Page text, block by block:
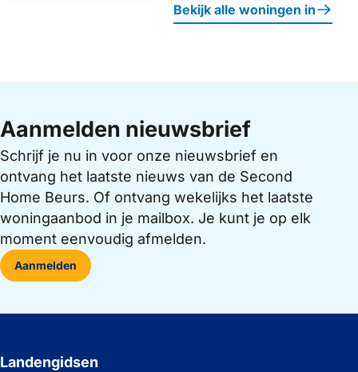
Bekijk alle woningen in
Aanmelden nieuwsbrief
Schrijf je nu in voor onze nieuwsbrief en
ontvang het laatste nieuws van de Second
Home Beurs. Of ontvang wekelijks het laatste
woningaanbod in je mailbox. Je kunt je op elk
moment eenvoudig afmelden.
Aanmelden
Landengidsen